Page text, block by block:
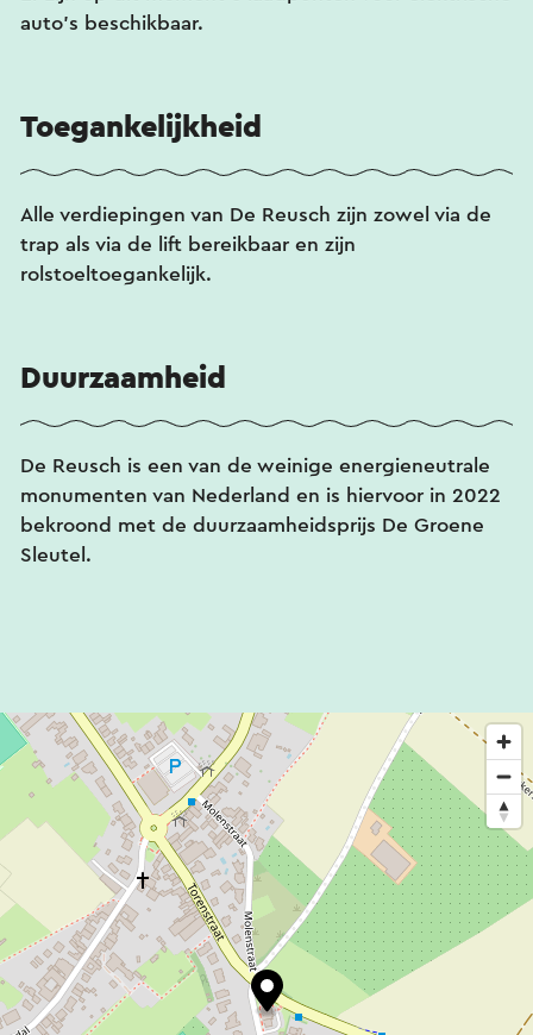
auto’s beschikbaar.
Toegankelijkheid
Alle verdiepingen van De Reusch zijn zowel via de
trap als via de lift bereikbaar en zijn
rolstoeltoegankelijk.
Duurzaamheid
De Reusch is een van de weinige energieneutrale
monumenten van Nederland en is hiervoor in 2022
bekroond met de duurzaamheidsprijs De Groene
Sleutel.